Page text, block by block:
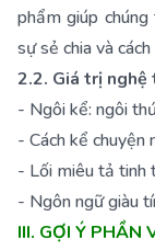
phẩm giúp
sự sẻ chia và
2.2. Giá trị nghệ
- Ngôi kể: ngôi
- Cách kể chuyện
- Lối miêu tả tinh
- Ngôn ngữ giàu
III. GỢI Ý PHẦN